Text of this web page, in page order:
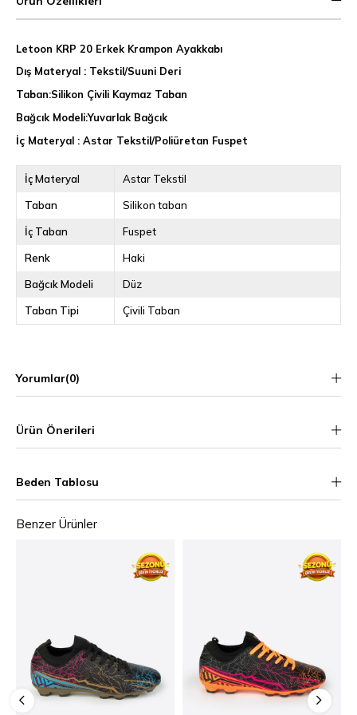
Letoon KRP 20 Erkek Krampon Ayakkabı
Dış Materyal : Tekstil/Suuni Deri
Taban:Silikon Çivili Kaymaz Taban
Bağcık Modeli:Yuvarlak Bağcık
İç Materyal : Astar Tekstil/Poliüretan Fuspet
İç Materyal Astar Tekstil
Taban Silikon taban
İç Taban Fuspet
Renk Haki
Bağcık Modeli Düz
Taban Tipi Çivili Taban
Yorumlar(0)
Ürün Önerileri
Beden Tablosu
Benzer Ürünler